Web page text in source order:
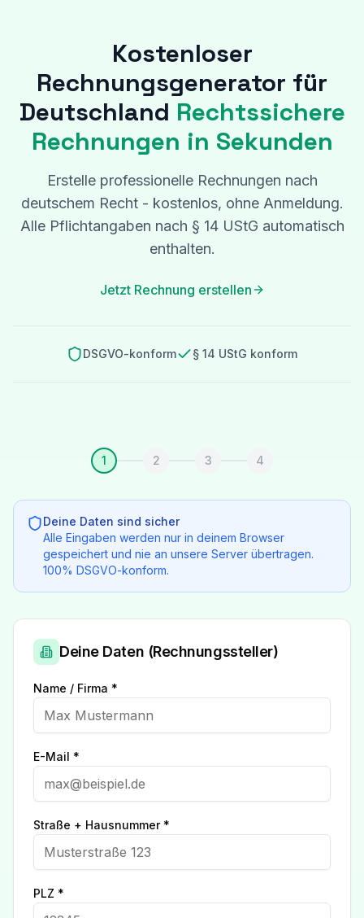
Kostenloser
Rechnungsgenerator für
Deutschland Rechtssichere
Rechnungen in Sekunden
Erstelle professionelle Rechnungen nach
deutschem Recht - kostenlos, ohne Anmeldung.
Alle Pflichtangaben nach § 14 UStG automatisch
enthalten.
Jetzt Rechnung erstellen
DSGVO-konform § 14 UStG konform
1 2 3 4
Deine Daten sind sicher
Alle Eingaben werden nur in deinem Browser
gespeichert und nie an unsere Server übertragen.
100% DSGVO-konform.
Deine Daten (Rechnungssteller)
Name / Firma *
E-Mail *
Straße + Hausnummer *
PLZ *